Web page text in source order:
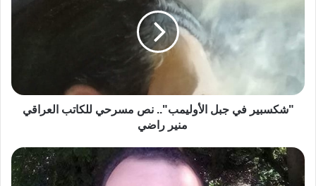
"شكسبير في جبل الأوليمب".. نص مسرحي للكاتب العراقي
منير راضي